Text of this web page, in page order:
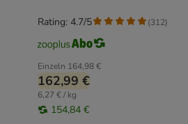
Einzeln 164,98 €
162,99 €
6,27 € / kg
154,84 €
Rating: 4.7/5 (312)